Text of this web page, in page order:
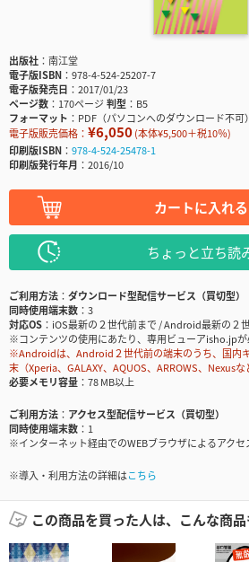
出版社
南江堂
電子版ISBN
978-4-524-25207-7
電子版発売日
2017/01/23
ページ数
170ページ判型
B5
フォーマット
PDF（パソコンへのダウンロード不可）
電子版販売価格： ¥6,050(本体¥5,500＋税10％)
印刷版ISBN
978-4-524-25478-1
印刷版発行年月
2016/10
カートに入れる
ちょっと立ち読
ご利用方法
ダウンロード型配信サービス（買切型）
同時使用端末数
3
対応OS
iOS最新の２世代前まで / Android最新の２
※コンテンツの使用にあたり、専用ビューアisho.jp
※Androidは、Android２世代前の端末のうち、国内
末（Xperia、GALAXY、AQUOS、ARROWS、Nexus
必要メモリ容量
78 MB以上
ご利用方法
アクセス型配信サービス（買切型）
同時使用端末数
1
※インターネット経由でのWEBブラウザによるアクセ
※導入・利用方法の詳細はこちら
この商品を買った人は、こんな商品